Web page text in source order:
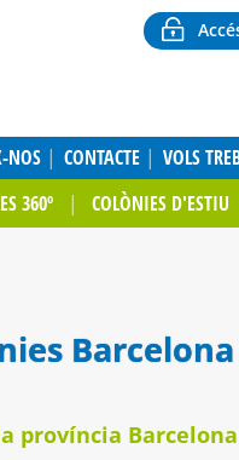
NOS CONTACTE VOLS
360º COLÒNIES D'ESTIU
Barcelona
província Barcelona